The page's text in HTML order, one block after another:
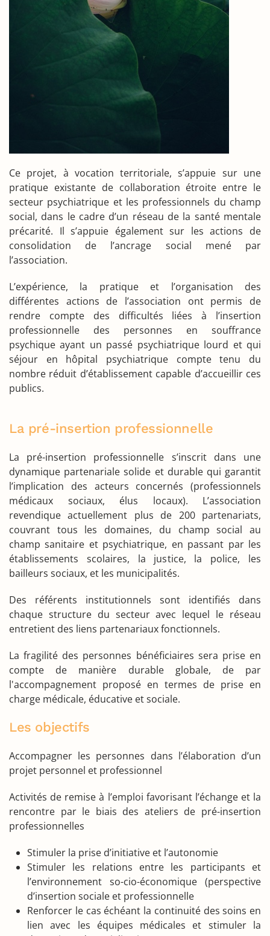
Ce projet, à vocation territoriale, s’appuie sur une
pratique existante de collaboration étroite entre le
secteur psychiatrique et les professionnels du champ
social, dans le cadre d’un réseau de la santé mentale
précarité. Il s’appuie également sur les actions de
consolidation de l’ancrage social mené par
l’association.
L’expérience, la pratique et l’organisation des
différentes actions de l’association ont permis de
rendre compte des difficultés liées à l’insertion
professionnelle des personnes en souffrance
psychique ayant un passé psychiatrique lourd et qui
séjour en hôpital psychiatrique compte tenu du
nombre réduit d’établissement capable d’accueillir ces
publics.
La pré-insertion professionnelle
La pré-insertion professionnelle s’inscrit dans une
dynamique partenariale solide et durable qui garantit
l’implication des acteurs concernés (professionnels
médicaux sociaux, élus locaux). L’association
revendique actuellement plus de 200 partenariats,
couvrant tous les domaines, du champ social au
champ sanitaire et psychiatrique, en passant par les
établissements scolaires, la justice, la police, les
bailleurs sociaux, et les municipalités.
Des référents institutionnels sont identifiés dans
chaque structure du secteur avec lequel le réseau
entretient des liens partenariaux fonctionnels.
La fragilité des personnes bénéficiaires sera prise en
compte de manière durable globale, de par
l'accompagnement proposé en termes de prise en
charge médicale, éducative et sociale.
Les objectifs
Accompagner les personnes dans l’élaboration d’un
projet personnel et professionnel
Activités de remise à l’emploi favorisant l’échange et la
rencontre par le biais des ateliers de pré-insertion
professionnelles
Stimuler la prise d’initiative et l’autonomie
Stimuler les relations entre les participants et
l’environnement so-cio-économique (perspective
d’insertion sociale et professionnelle
Renforcer le cas échéant la continuité des soins en
lien avec les équipes médicales et stimuler la